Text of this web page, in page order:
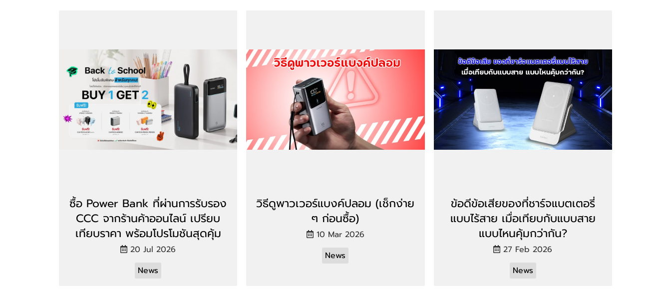
ซื้อ Power Bank ที่ผ่านการรับรอง
CCC จากร้านค้าออนไลน์ เปรียบ
เทียบราคา พร้อมโปรโมชันสุดคุ้ม
20 Jul 2026
News
วิธีดูพาวเวอร์แบงค์ปลอม (เช็กง่าย
ๆ ก่อนซื้อ)
10 Mar 2026
News
ข้อดีข้อเสียของที่ชาร์จแบตเตอรี่
แบบไร้สาย เมื่อเทียบกับแบบสาย
แบบไหนคุ้มกว่ากัน?
27 Feb 2026
News